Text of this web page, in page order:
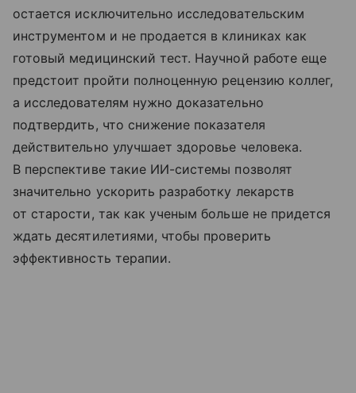
остается исключительно исследовательским
инструментом и не продается в клиниках как
готовый медицинский тест. Научной работе еще
предстоит пройти полноценную рецензию коллег,
а исследователям нужно доказательно
подтвердить, что снижение показателя
действительно улучшает здоровье человека.
В перспективе такие ИИ-системы позволят
значительно ускорить разработку лекарств
от старости, так как ученым больше не придется
ждать десятилетиями, чтобы проверить
эффективность терапии.